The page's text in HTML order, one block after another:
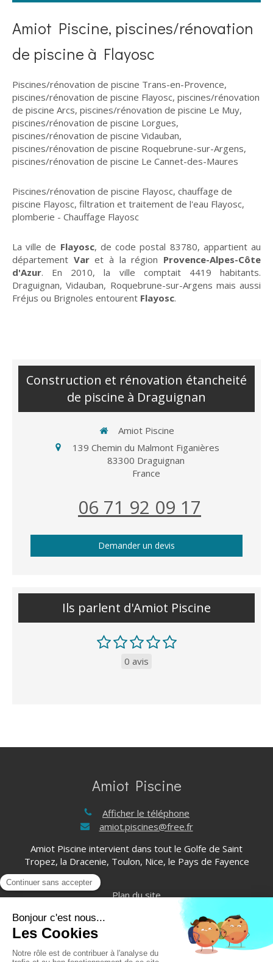
Amiot Piscine, piscines/rénovation
de piscine à Flayosc
Piscines/rénovation de piscine Trans-en-Provence,
piscines/rénovation de piscine Flayosc, piscines/rénovation
de piscine Arcs, piscines/rénovation de piscine Le Muy,
piscines/rénovation de piscine Lorgues,
piscines/rénovation de piscine Vidauban,
piscines/rénovation de piscine Roquebrune-sur-Argens,
piscines/rénovation de piscine Le Cannet-des-Maures
Piscines/rénovation de piscine Flayosc, chauffage de
piscine Flayosc, filtration et traitement de l'eau Flayosc,
plomberie - Chauffage Flayosc
La ville de Flayosc, de code postal 83780, appartient au
département Varet à la région Provence-Alpes-Côte
d'Azur. En 2010, la ville comptait 4419 habitants.
Draguignan, Vidauban, Roquebrune-sur-Argens mais aussi
Fréjus ou Brignoles entourent Flayosc.
Construction et rénovation étancheité
de piscine à Draguignan
Amiot Piscine
139 Chemin du Malmont Figanières
83300 Draguignan
France
06 71 92 09 17
Demander un devis
Ils parlent d'Amiot Piscine
0 avis
Amiot Piscine
Afficher le téléphone
amiot.piscines@free.fr
Amiot Piscine intervient dans tout le Golfe de Saint
Tropez, la Dracenie, Toulon, Nice, le Pays de Fayence
Plan du site
©2021 Amiot Piscine - Rénovation étanchéité de piscine